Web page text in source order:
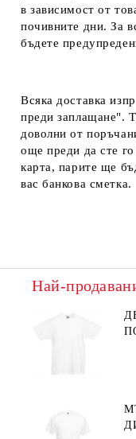
в зависимост от
почивните дни. За
бъдете
Всяка доставка
преди заплащане".
доволни от
още преди да сте
карта, парите ще
вас банкова сметка.
Най-